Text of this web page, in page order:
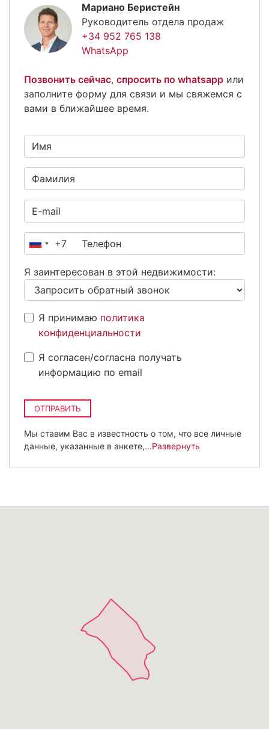
Мариано Беристейн
Руководитель отдела продаж
+34 952 765 138
WhatsApp
Позвонить сейчас, спросить по whatsapp или
заполните форму для связи и мы свяжемся с
вами в ближайшее время.
Россия
+7
Я заинтересован в этой недвижимости:
Я принимаю политика
конфиденциальности
Я согласен/согласна получать
информацию по email
ОТПРАВИТЬ
Мы ставим Вас в известность о том, что все личные
данные, указанные в анкете,...Развернуть